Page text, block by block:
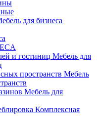
для бизнеса
Мебель для
Мебель
Мебель для
Комплексная